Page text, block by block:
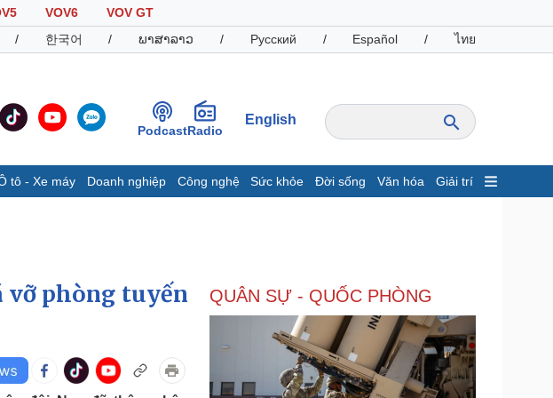
VOV6
VOV GT
/ 한국어 / ພາສາລາວ / Русский / Español / ไทย
PodcastRadio
English
tô - Xe máy Doanh nghiệp Công nghệ Sức khỏe Đời sống Văn hóa Giải trí
Chứng khoán
Giá cà phê
Xe máy
Doanh nghiệp
Thông tin doanh nghiệp
Công nghệ
Sành điệu
vỡ phòng tuyến
QUÂN SỰ - QUỐC PHÒNG